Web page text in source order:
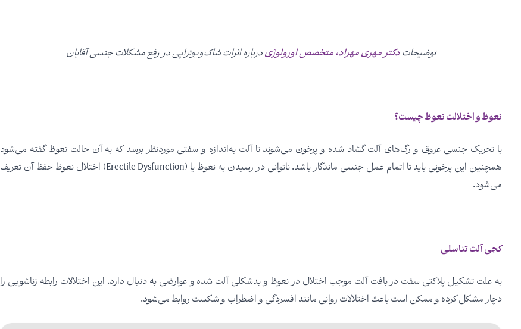
توضیحاتدکتر مهری مهراد، متخصص اورولوژیدرباره اثرات شاک‌ویوتراپی در رفع مشکلات جنسی آقایان
نعوظ و اختلالت نعوظ چیست؟
با تحریک جنسی عروق و رگ‌های آلت گشاد شده و پرخون می‌شوند تا آلت به‌اندازه و سفتی موردنظر برسد که به آن حالت نعوظ گفته می‌شود
همچنین این پرخونی باید تا اتمام عمل جنسی ماندگار باشد. ناتوانی در رسیدن به نعوظ یا (Erectile Dysfunction) اختلال نعوظ حفظ آن تعریف
می‌شود.
کجی آلت تناسلی
به علت تشکیل پلاکتی سفت در بافت آلت موجب اختلال در نعوظ و بدشکلی آلت شده و عوارضی به دنبال دارد. این اختلالات رابطه زناشویی را
دچار مشکل کرده و ممکن است باعث اختلالات روانی مانند افسردگی و اضطراب و شکست روابط می‌شود.